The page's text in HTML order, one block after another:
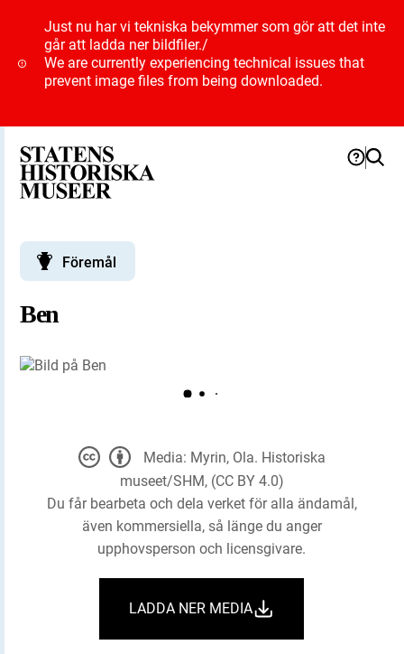
Just nu har vi tekniska bekymmer som gör att det inte
går att ladda ner bildfiler./
We are currently experiencing technical issues that
prevent image files from being downloaded.
Föremål
Ben
Media: Myrin, Ola. Historiska
museet/SHM, (CC BY 4.0)
Du får bearbeta och dela verket för alla ändamål,
även kommersiella, så länge du anger
upphovsperson och licensgivare.
LADDA NER MEDIA